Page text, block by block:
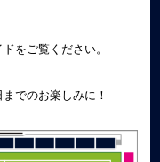
をご覧ください。
でのお楽しみに！